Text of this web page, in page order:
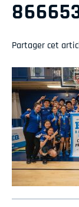
Partager cet